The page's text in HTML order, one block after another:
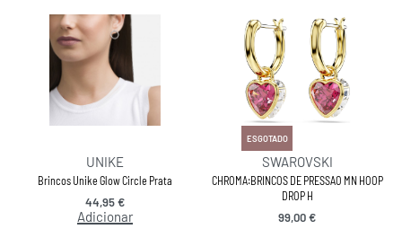
UNIKE
Brincos Unike Glow Circle Prata
44,95€
Adicionar
ESGOTADO
SWAROVSKI
CHROMA:BRINCOS DE PRESSAO MN HOOP
DROP H
99,00€